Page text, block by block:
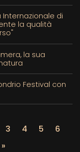
Internazionale di
la qualità
la sua
Festival con
3 4 5
6